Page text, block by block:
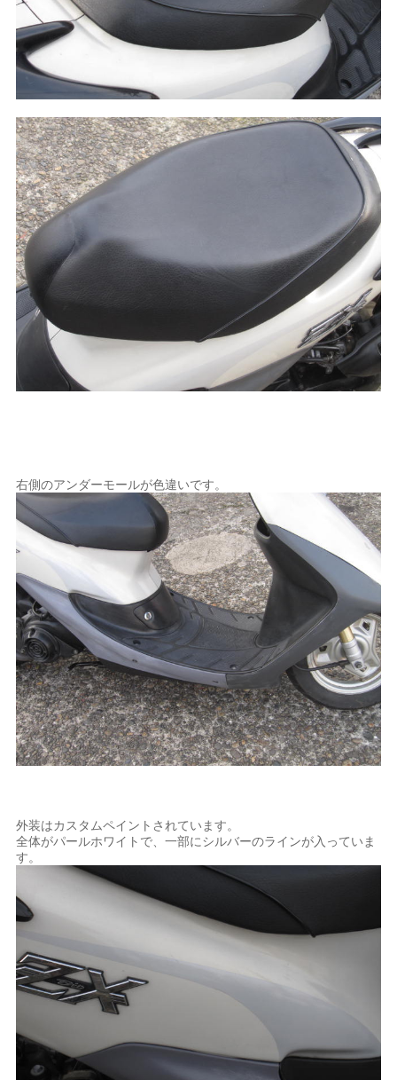
右側のアンダーモールが色違いです。
外装はカスタムペイントされています。
全体がパールホワイトで、一部にシルバーのラインが入っていま
す。